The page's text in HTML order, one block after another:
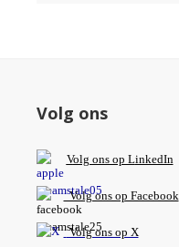
Volg ons
Volg ons op LinkedIn
Volg ons op Facebook
Volg ons op X